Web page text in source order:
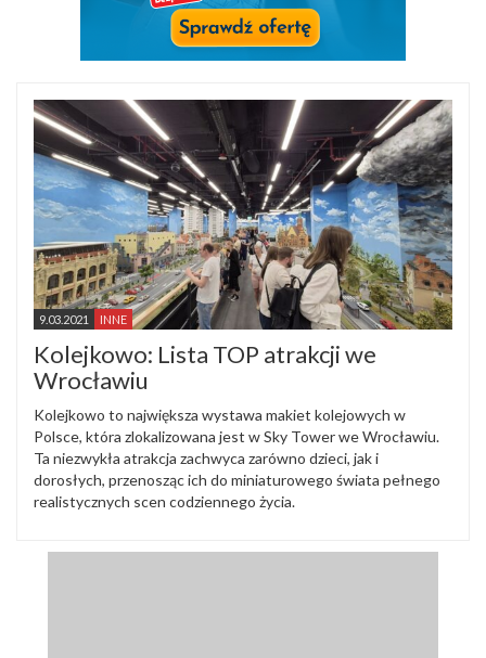
9.03.2021 INNE
Kolejkowo: Lista TOP atrakcji we
Wrocławiu
Kolejkowo to największa wystawa makiet kolejowych w
Polsce, która zlokalizowana jest w Sky Tower we Wrocławiu.
Ta niezwykła atrakcja zachwyca zarówno dzieci, jak i
dorosłych, przenosząc ich do miniaturowego świata pełnego
realistycznych scen codziennego życia.